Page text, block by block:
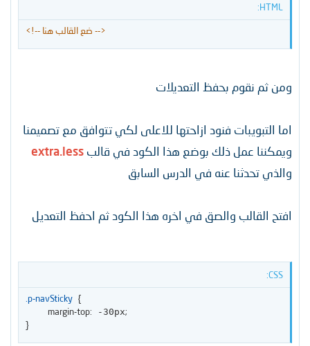
HTML:
<!-- ضع القالب هنا -->
ومن ثم نقوم بحفظ التعديلات
اما التبويبات فنود ازاحتها للاعلى لكي تتوافق مع تصميمنا
ويمكننا عمل ذلك بوضع هذا الكود في قالب extra.less
والذي تحدثنا عنه في الدرس السابق
افتح القالب والصق في اخره هذا الكود ثم احفظ التعديل
CSS:
.p-navSticky {
margin-top: -30px;
}